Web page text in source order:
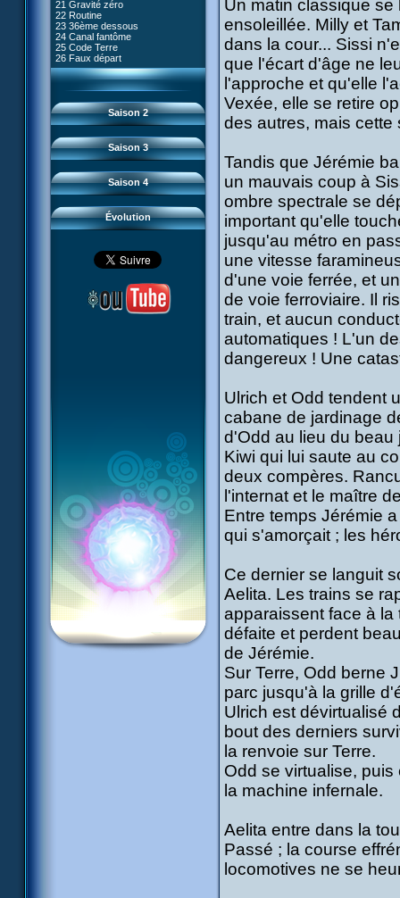
21 Gravité zéro
22 Routine
23 36ème dessous
24 Canal fantôme
25 Code Terre
26 Faux départ
Saison 2
44 Vertige
45 Guerre froide
46 Empreintes
47 Au meilleur de sa forme
48 Esprit frappeur
49 Franz Hopper
50 Contact
51 Révélation
52 Réminiscence
Saison 3
54 Lyoko moins un
55 Raz de marée
56 Fausse piste
57 Aelita
58 Le prétendant
59 Le secret
60 Tarentule au plafond
61 Sabotage
63 Triple sot
64 Surmenage
65 Dernier round
Saison 4
81 Oeil pour oeil
82 Mémoire blanche
83 Superstition
84 Missile guidé
85 La belle de Kadic
86 Kiwi superstar
87 Planète bleue
88 Cousins ennemis
90 Médusée
91 Mauvaises ondes
93 Retour
94 Contre-attaque
95 Souvenirs
Évolution
#09 - Comment tromper XANA
#10 - Le réveil du guerrier
#11 - Rendez-vous
#12 - Chaos à Kadic
#13 - Vendredi 13
#14 - Intrusion
#15 - Les sans-codes
#16 - Confusion
#17 - Un avenir professionnel
assuré
#18 - Obstination
#19 - Le piège
#21 - Faux-semblants
#22 - Mutinerie
#24 - Paradoxe temporel
#25 - Hécatombe
#26 - Ultime mission
Un matin classique
ensoleillée. Milly et
dans la cour... Sissi
que l'écart d'âge ne
l'approche et qu'elle
Vexée, elle se retire
des autres, mais cette
Tandis que Jérémie
un mauvais coup à
ombre spectrale se
important qu'elle
jusqu'au métro en
une vitesse
d'une voie ferrée, et
de voie ferroviaire. Il
train, et aucun
automatiques ! L'un
dangereux ! Une
Ulrich et Odd tendent
cabane de jardinage
d'Odd au lieu du
Kiwi qui lui saute au
deux compères.
l'internat et le maître
Entre temps Jérémie
qui s'amorçait ; les
Ce dernier se languit
Aelita. Les trains se
apparaissent face à
défaite et perdent
de Jérémie.
Sur Terre, Odd berne
parc jusqu'à la grille
Ulrich est dévirtualisé
bout des derniers
la renvoie sur Terre.
Odd se virtualise,
la machine infernale.
Aelita entre dans la
Passé ; la course
locomotives ne se